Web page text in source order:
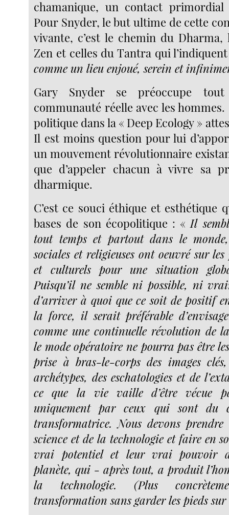
chamanique, un contact primordial
Pour Snyder, le but ultime de cette
vivante, c’est le chemin du
Zen et celles du Tantra qui
comme un lieu enjoué, serein et
Gary Snyder se préoccupe
communauté réelle avec les hommes.
politique dans la « Deep Ecology »
Il est moins question pour lui
un mouvement révolutionnaire
que d’appeler chacun à vivre sa
dharmique.
C’est ce souci éthique et esthétique
bases de son écopolitique : « Il
tout temps et partout dans le
sociales et religieuses ont oeuvré sur
et culturels pour une situation
Puisqu’il ne semble ni possible, ni
d’arriver à quoi que ce soit de positif
la force, il serait préférable
comme une continuelle révolution de
le mode opératoire ne pourra pas être
prise à bras-le-corps des images
archétypes, des eschatologies et de
ce que la vie vaille d’être vécue
uniquement par ceux qui sont du
transformatrice. Nous devons
science et de la technologie et faire en
vrai potentiel et leur vrai pouvoir
planète, qui - après tout, a produit
la technologie. (Plus
transformation sans garder les pieds